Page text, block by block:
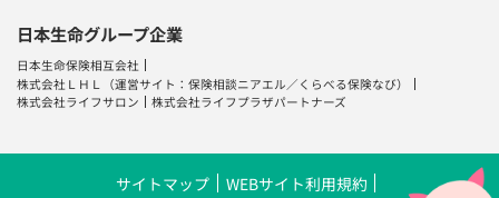
日本生命グループ企業
日本生命保険相互会社
株式会社ＬＨＬ
（運営サイト：保険相談ニアエル ／ くらべる保険なび）
株式会社ライフサロン
株式会社ライフプラザパートナーズ
サイトマップ
WEBサイト利用規約